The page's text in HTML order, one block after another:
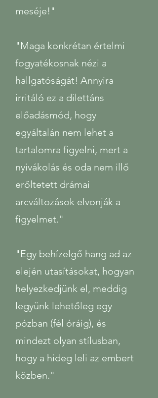
meséje!"
​"Maga konkrétan értelmi
fogyatékosnak nézi a
hallgatóságát! Annyira
irritáló ez a dilettáns
előadásmód, hogy
egyáltalán nem lehet a
tartalomra figyelni, mert a
nyivákolás és oda nem illő
erőltetett drámai
arcváltozások elvonják a
figyelmet."
"Egy behízelgő hang ad az
elején utasításokat, hogyan
helyezkedjünk el, meddig
legyünk lehetőleg egy
pózban (fél óráig), és
mindezt olyan stílusban,
hogy a hideg leli az embert
közben."